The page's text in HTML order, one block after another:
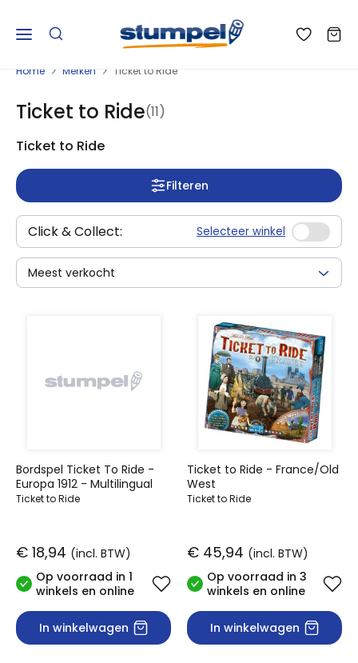
Home Merken Ticket to Ride
Ticket to Ride(11)
Ticket to Ride
Filteren
Click & Collect: Selecteer winkel
Meest verkocht
Bordspel Ticket To Ride -
Europa 1912 - Multilingual
Ticket to Ride
€ 18,94 (incl. BTW)
Op voorraad in 1
winkels en online
In winkelwagen
Ticket to Ride - France/Old
West
Ticket to Ride
€ 45,94 (incl. BTW)
Op voorraad in 3
winkels en online
In winkelwagen